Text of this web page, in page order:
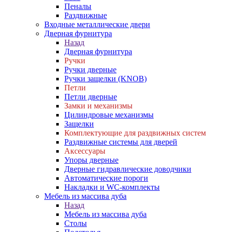
Пеналы
Раздвижные
Входные металлические двери
Дверная фурнитура
Назад
Дверная фурнитура
Ручки
Ручки дверные
Ручки защелки (KNOB)
Петли
Петли дверные
Замки и механизмы
Цилиндровые механизмы
Защелки
Комплектующие для раздвижных систем
Раздвижные системы для дверей
Аксессуары
Упоры дверные
Дверные гидравлические доводчики
Автоматические пороги
Накладки и WC-комплекты
Мебель из массива дуба
Назад
Мебель из массива дуба
Столы